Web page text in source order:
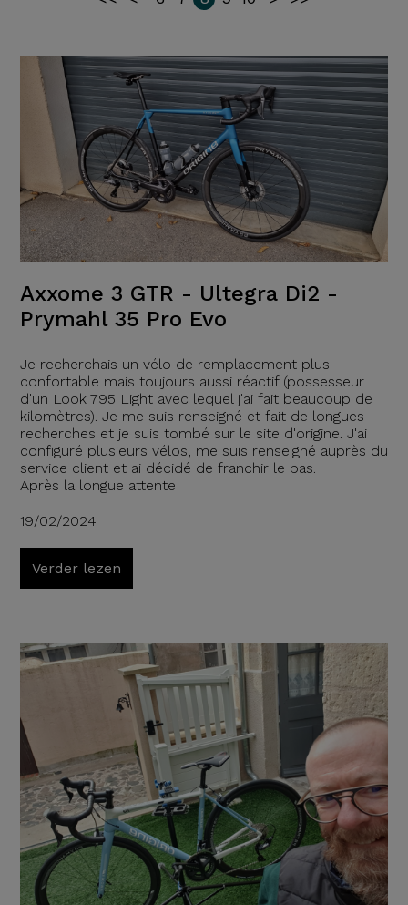
Axxome 3 GTR - Ultegra Di2 -
Prymahl 35 Pro Evo
Je recherchais un vélo de remplacement plus
confortable mais toujours aussi réactif (possesseur
d'un Look 795 Light avec lequel j'ai fait beaucoup de
kilomètres). Je me suis renseigné et fait de longues
recherches et je suis tombé sur le site d'origine. J'ai
configuré plusieurs vélos, me suis renseigné auprès du
service client et ai décidé de franchir le pas.
Après la longue attente
19/02/2024
Verder lezen